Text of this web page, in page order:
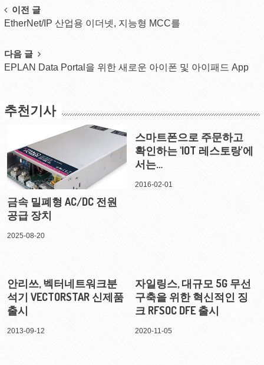
Post
navigation
이전 글
EtherNet/IP 산업용 이더넷, 지능형 MCC를
다음 글
EPLAN Data Portal을 위한 새로운 아이폰 및 아이패드 App
추천기사
금속 밀폐형 AC/DC 전원
공급 장치
2025-08-20
스마트폰으로 주문하고
확인하는 ‘IOT 레스토랑’에
서는…
2016-02-01
안리쓰, 벡터네트워크분
석기 VECTORSTAR 신제품
출시
2013-09-12
자일링스, 대규모 5G 무선
구축을 위한 혁신적인 징
크 RFSOC DFE 출시
2020-11-05